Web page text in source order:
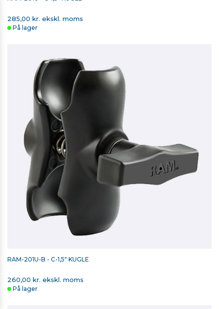
285,00 kr. ekskl. moms
På lager
RAM-201U-B - C-1,5" KUGLE
260,00 kr. ekskl. moms
På lager